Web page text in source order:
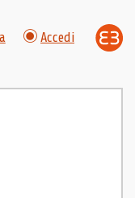
Accedi